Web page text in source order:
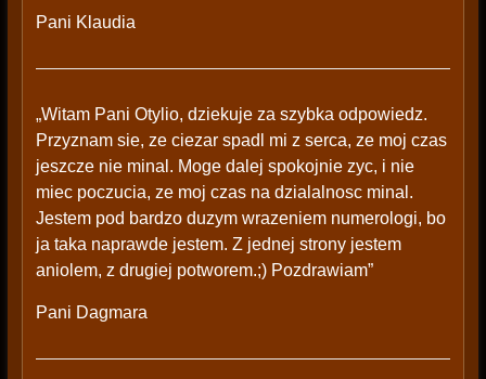
Pani Klaudia
„Witam Pani Otylio, dziekuje za szybka odpowiedz.
Przyznam sie, ze ciezar spadl mi z serca, ze moj czas
jeszcze nie minal. Moge dalej spokojnie zyc, i nie
miec poczucia, ze moj czas na dzialalnosc minal.
Jestem pod bardzo duzym wrazeniem numerologi, bo
ja taka naprawde jestem. Z jednej strony jestem
aniolem, z drugiej potworem.;) Pozdrawiam”
Pani Dagmara